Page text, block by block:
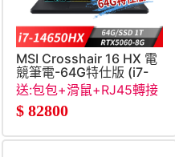
MSI Crosshair 16 HX 電
競筆電-64G特仕版 (i7-
14650HX&#47;64G&#47;1T
SSD&#47;RTX5060-
8G&#47;Win11)
送:包包+滑鼠+RJ45轉接
線+保溫杯+清潔組
$ 82800